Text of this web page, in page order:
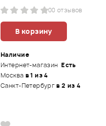
00 отзывов
В корзину
Наличие
Интернет-магазин Есть
Москва в 1 из 4
Санкт-Петербургв 2 из 4